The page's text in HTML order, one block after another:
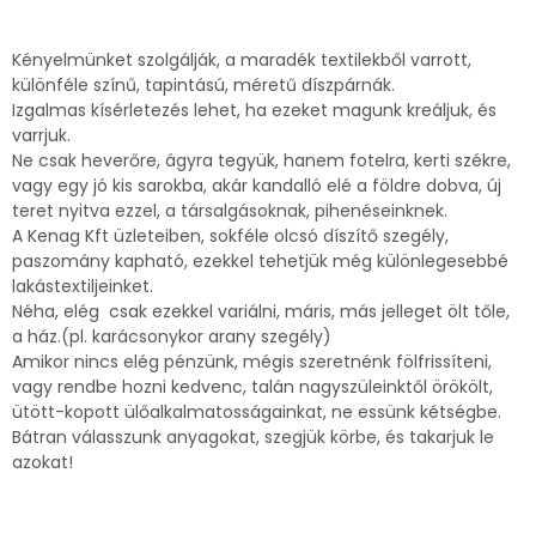
Kényelmünket szolgálják, a maradék textilekből varrott,
különféle színű, tapintású, méretű díszpárnák.
Izgalmas kísérletezés lehet, ha ezeket magunk kreáljuk, és
varrjuk.
Ne csak heverőre, ágyra tegyük, hanem fotelra, kerti székre,
vagy egy jó kis sarokba, akár kandalló elé a földre dobva, új
teret nyitva ezzel, a társalgásoknak, pihenéseinknek.
A Kenag Kft üzleteiben, sokféle olcsó díszítő szegély,
paszomány kapható, ezekkel tehetjük még különlegesebbé
lakástextiljeinket.
Néha, elég csak ezekkel variálni, máris, más jelleget ölt tőle,
a ház.(pl. karácsonykor arany szegély)
Amikor nincs elég pénzünk, mégis szeretnénk fölfrissíteni,
vagy rendbe hozni kedvenc, talán nagyszüleinktől örökölt,
ütött-kopott ülőalkalmatosságainkat, ne essünk kétségbe.
Bátran válasszunk anyagokat, szegjük körbe, és takarjuk le
azokat!